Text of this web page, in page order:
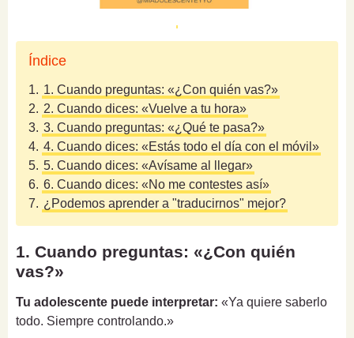
Índice
1. 1. Cuando preguntas: «¿Con quién vas?»
2. 2. Cuando dices: «Vuelve a tu hora»
3. 3. Cuando preguntas: «¿Qué te pasa?»
4. 4. Cuando dices: «Estás todo el día con el móvil»
5. 5. Cuando dices: «Avísame al llegar»
6. 6. Cuando dices: «No me contestes así»
7. ¿Podemos aprender a "traducirnos" mejor?
1. Cuando preguntas: «¿Con quién
vas?»
Tu adolescente puede interpretar: «Ya quiere saberlo
todo. Siempre controlando.»